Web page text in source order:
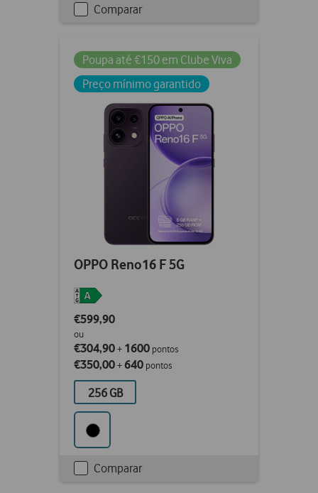
Checkbox
Comparar
Poupa até €150 em Clube Viva
Preço mínimo garantido
OPPO Reno16 F 5G
€599,90
ou
€304,90+ 1600 pontos
€350,00+640 pontos
256 GB
Checkbox
Comparar